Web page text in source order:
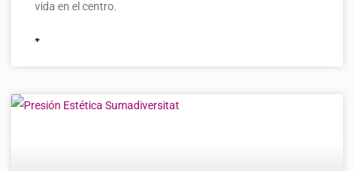
vida en el centro.
+